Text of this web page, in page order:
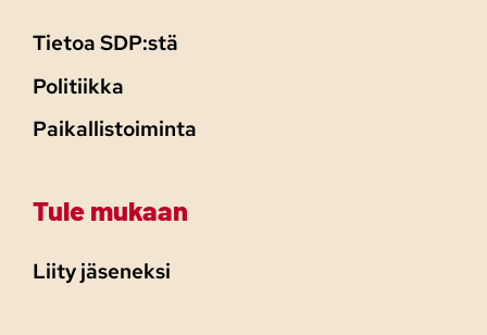
Tietoa SDP:stä
Politiikka
Paikallistoiminta
Tule mukaan
Liity jäseneksi